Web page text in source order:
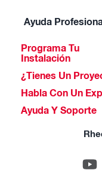
Ayuda
Programa Tu
Instalación
¿Tienes Un
Habla Con Un
Ayuda Y Soporte